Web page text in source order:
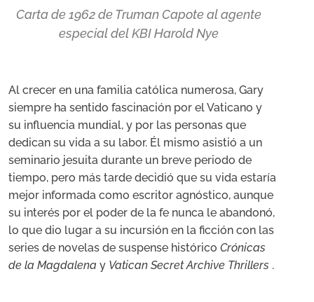
Carta de 1962 de Truman Capote al agente
especial del KBI Harold Nye
Al crecer en una familia católica numerosa, Gary
siempre ha sentido fascinación por el Vaticano y
su influencia mundial, y por las personas que
dedican su vida a su labor. Él mismo asistió a un
seminario jesuita durante un breve periodo de
tiempo, pero más tarde decidió que su vida estaría
mejor informada como escritor agnóstico, aunque
su interés por el poder de la fe nunca le abandonó,
lo que dio lugar a su incursión en la ficción con las
series de novelas de suspense histórico Crónicas
de la Magdalena y Vatican Secret Archive Thrillers .